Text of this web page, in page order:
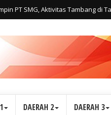
PT SMG, Aktivitas Tambang di
DAERAH 2 DAERAH 3